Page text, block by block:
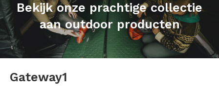
Bekijk onze prachtige collectie
aan outdoor producten
Gateway1